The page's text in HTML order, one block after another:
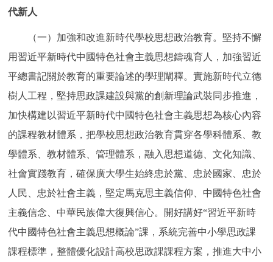
代新人
（一）加強和改進新時代學校思想政治教育。堅持不懈
用習近平新時代中國特色社會主義思想鑄魂育人，加強習近
平總書記關於教育的重要論述的學理闡釋。實施新時代立德
樹人工程，堅持思政課建設與黨的創新理論武裝同步推進，
加快構建以習近平新時代中國特色社會主義思想為核心內容
的課程教材體系，把學校思想政治教育貫穿各學科體系、教
學體系、教材體系、管理體系，融入思想道德、文化知識、
社會實踐教育，確保廣大學生始終忠於黨、忠於國家、忠於
人民、忠於社會主義，堅定馬克思主義信仰、中國特色社會
主義信念、中華民族偉大復興信心。開好講好“習近平新時
代中國特色社會主義思想概論”課，系統完善中小學思政課
課程標準，整體優化設計高校思政課課程方案，推進大中小